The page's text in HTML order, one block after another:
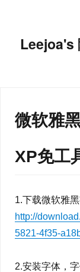
Leejoa's
微软雅
XP免工
1.下载微软雅黑
http://
5821-4f35-
2.安装字体，